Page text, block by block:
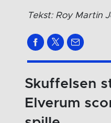
Tekst: Roy Martin
Skuffelsen
Elverum